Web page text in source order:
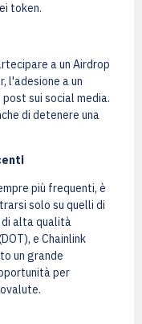
token.
a un Airdrop
l'adesione a un
sui social media.
di detenere una
più frequenti, è
solo su quelli di
di alta qualità
e Chainlink
un grande
per